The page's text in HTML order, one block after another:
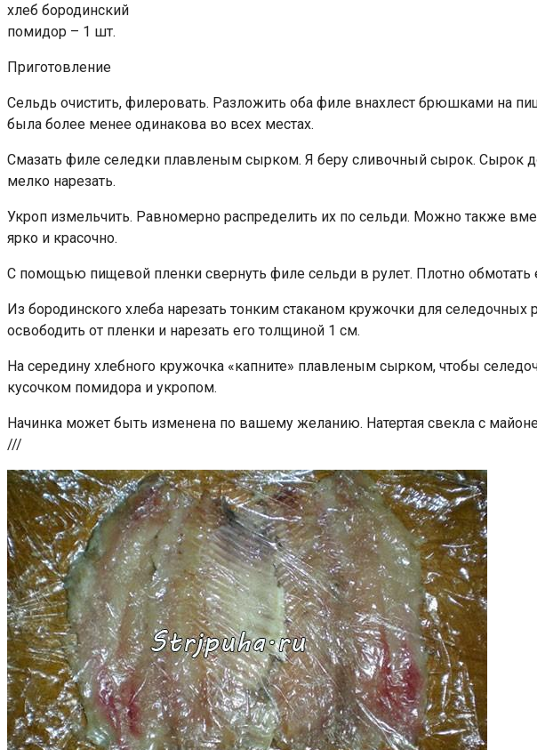
xлеб бородинский
помидор – 1 шт.
Приготовление
Сельдь очистить, филеровать. Разложить оба филе внахлест брюшками на
была более менее одинакова во всех местах.
Смазать филе селедки плавленым сырком. Я беру сливочный сырок. Сырок
мелко нарезать.
Укроп измельчить. Равномерно распределить их по сельди. Можно также
ярко и красочно.
С помощью пищевой пленки свернуть филе сельди в рулет. Плотно обмотать
Из бородинского хлеба нарезать тонким стаканом кружочки для
освободить от пленки и нарезать его толщиной 1 см.
На середину хлебного кружочка «капните» плавленым сырком, чтобы
кусочком помидора и укропом.
Начинка может быть изменена по вашему желанию. Натертая свекла с
///